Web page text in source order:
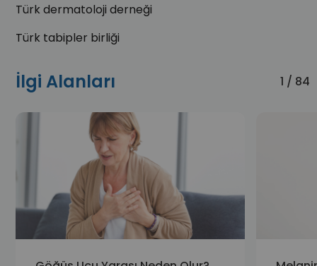
Türk dermatoloji derneği
Türk tabipler birliği
İlgi Alanları 1 / 84